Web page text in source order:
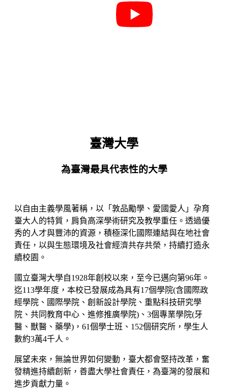
臺灣大學
為臺灣最具代表性的大學
以自由主義學風著稱，以「敦品勵學、愛國愛人」孕育
臺大人的特質，肩負高深學術研究及教學重任。透過優
秀的人才與豐沛的資源，積極深化國際連結與在地社會
責任，以與生態環境及社會經濟共存共榮，持續打造永
續校園。
國立臺灣大學自1928年創校以來，至今已邁向第96年。
迄113學年度，本校已發展成為具有17個學院(含國際政
經學院、國際學院、創新設計學院、重點科技研究學
院、共同教育中心、進修推廣學院)、3個專業學院(牙
醫、獸醫、藥學)，61個學士班、152個研究所，學生人
數約3萬4千人。
展望未來，無論世界如何變動，臺大都會堅持改革，奮
發精進持續創新，善盡大學社會責任，為臺灣的發展和
進步貢獻力量。